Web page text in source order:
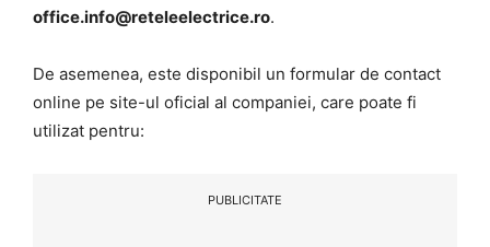
office.info@reteleelectrice.ro.
De asemenea, este disponibil un formular de contact
online pe site-ul oficial al companiei, care poate fi
utilizat pentru:
PUBLICITATE